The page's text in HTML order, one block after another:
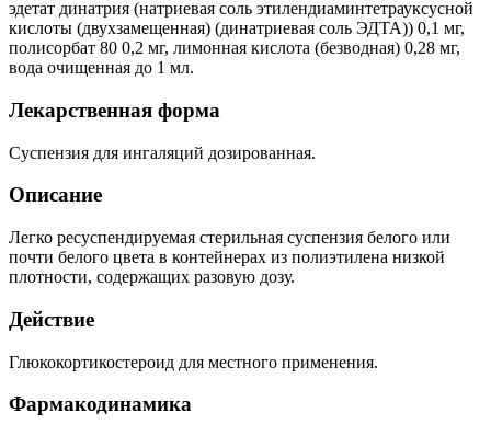
эдетат динатрия (натриевая соль этилендиаминтетрауксусной
кислоты (двухзамещенная) (динатриевая соль ЭДТА)) 0,1 мг,
полисорбат 80 0,2 мг, лимонная кислота (безводная) 0,28 мг,
вода очищенная до 1 мл.
Лекарственная форма
Суспензия для ингаляций дозированная.
Описание
Легко ресуспендируемая стерильная суспензия белого или
почти белого цвета в контейнерах из полиэтилена низкой
плотности, содержащих разовую дозу.
Действие
Глюкокортикостероид для местного применения.
Фармакодинамика